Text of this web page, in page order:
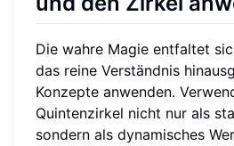
Die wahre Magie entfaltet
das reine Verständnis
Konzepte anwenden.
Quintenzirkel nicht nur als
sondern als dynamisches